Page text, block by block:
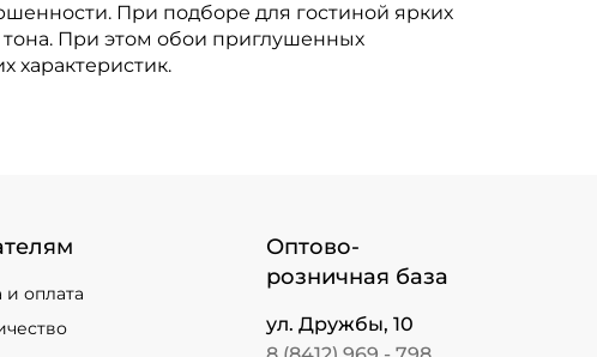
При подборе для гостиной ярких
При этом обои приглушенных
характеристик.
и оплата
Оптово-
розничная база
ул. Дружбы, 10